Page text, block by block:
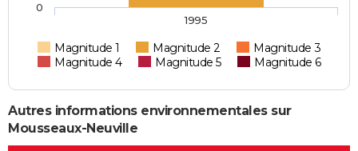
Magnitude 1 Magnitude 2
Magnitude 3
Magnitude 4
Magnitude 5 Magnitude 6
1995
0
Autres informations environnementales sur
Mousseaux-Neuville